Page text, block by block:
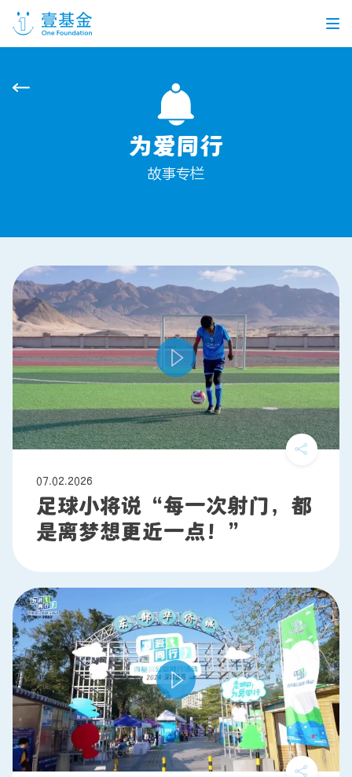
机构介绍 信息披露
个人捐赠
企业合作
联系我们
为爱同行
故事专栏
07.02.2026
足球小将说“每一次射门，都
是离梦想更近一点！”